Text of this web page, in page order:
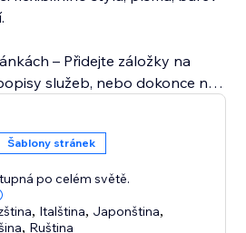
– Přidejte záložky na
služeb, nebo dokonce na
záložkové
s produkty, otázky a odpovědi
informace v čistém,
Šablony stránek
po celém světě.
, Italština, Japonština,
, Ruština